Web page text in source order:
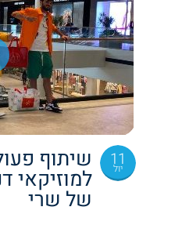
11
יול שיתוף
למוזיקאי
של שרי